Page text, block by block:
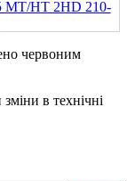
червоним
в технічні